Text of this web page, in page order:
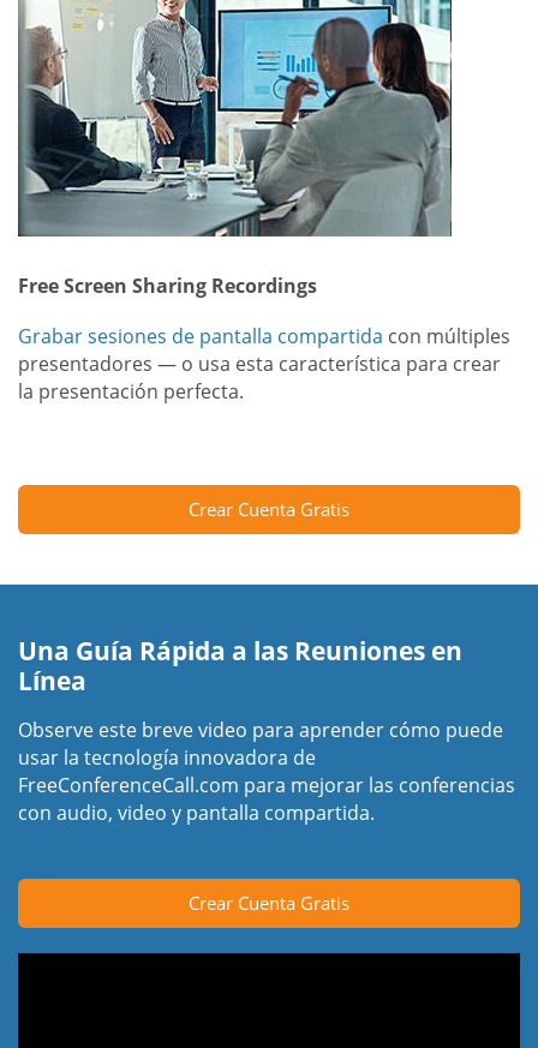
Free Screen Sharing Recordings
Grabar sesiones de pantalla compartida con múltiples
presentadores — o usa esta característica para crear
la presentación perfecta.
Crear Cuenta Gratis
Una Guía Rápida a las Reuniones en
Línea
Observe este breve video para aprender cómo puede
usar la tecnología innovadora de
FreeConferenceCall.com para mejorar las conferencias
con audio, video y pantalla compartida.
Crear Cuenta Gratis